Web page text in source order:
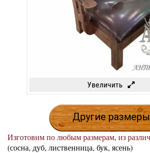
Увеличить
Другие размеры
Изготовим по любым размерам, из
(сосна, дуб, лиственница, бук, ясень)